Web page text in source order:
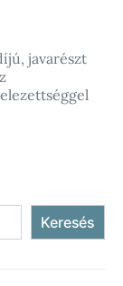
javarészt
Keresés